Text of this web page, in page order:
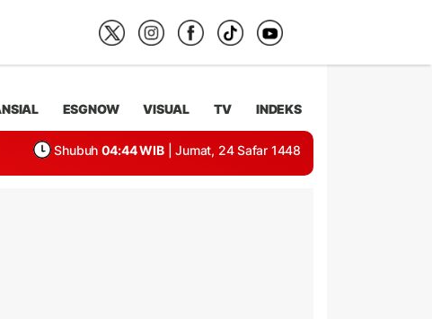
ESGNOW VISUAL TV INDEKS
Shubuh 04:44 WIB | Jumat, 24 Safar 1448